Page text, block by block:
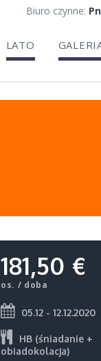
Biuro czynne:
LATO
181,50 €
os. / doba
05.12 - 12.12.2020
HB (śniadanie +
obiadokolacja)